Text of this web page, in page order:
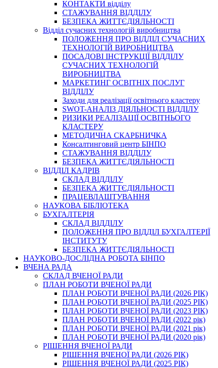
КОНТАКТИ відділу
СТАЖУВАННЯ ВІДДІЛУ
БЕЗПЕКА ЖИТТЄДІЯЛЬНОСТІ
Відділ сучасних технологій виробництва
ПОЛОЖЕННЯ ПРО ВІДДІЛ СУЧАСНИХ
ТЕХНОЛОГІЙ ВИРОБНИЦТВА
ПОСАДОВІ ІНСТРУКЦІЇ ВІДДІЛУ
СУЧАСНИХ ТЕХНОЛОГІЙ
ВИРОБНИЦТВА
МАРКЕТИНГ ОСВІТНІХ ПОСЛУГ
ВІДДІЛУ
Заходи для реалізації освітнього кластеру
SWOT-АНАЛІЗ ДІЯЛЬНОСТІ ВІДДІЛУ
РИЗИКИ РЕАЛІЗАЦІЇ ОСВІТНЬОГО
КЛАСТЕРУ
МЕТОДИЧНА СКАРБНИЧКА
Консалтинговий центр БІНПО
СТАЖУВАННЯ ВІДДІЛУ
БЕЗПЕКА ЖИТТЄДІЯЛЬНОСТІ
ВІДДІЛ КАДРІВ
СКЛАД ВІДДІЛУ
БЕЗПЕКА ЖИТТЄДІЯЛЬНОСТІ
ПРАЦЕВЛАШТУВАННЯ
НАУКОВА БІБЛІОТЕКА
БУХГАЛТЕРІЯ
СКЛАД ВІДДІЛУ
ПОЛОЖЕННЯ ПРО ВІДДІЛ БУХГАЛТЕРІЇ
ІНСТИТУТУ
БЕЗПЕКА ЖИТТЄДІЯЛЬНОСТІ
НАУКОВО-ДОСЛІДНА РОБОТА БІНПО
ВЧЕНА РАДА
СКЛАД ВЧЕНОЇ РАДИ
ПЛАН РОБОТИ ВЧЕНОЇ РАДИ
ПЛАН РОБОТИ ВЧЕНОЇ РАДИ (2026 РІК)
ПЛАН РОБОТИ ВЧЕНОЇ РАДИ (2025 РІК)
ПЛАН РОБОТИ ВЧЕНОЇ РАДИ (2023 РІК)
ПЛАН РОБОТИ ВЧЕНОЇ РАДИ (2022 рік)
ПЛАН РОБОТИ ВЧЕНОЇ РАДИ (2021 рік)
ПЛАН РОБОТИ ВЧЕНОЇ РАДИ (2020 рік)
РІШЕННЯ ВЧЕНОЇ РАДИ
РІШЕННЯ ВЧЕНОЇ РАДИ (2026 РІК)
РІШЕННЯ ВЧЕНОЇ РАДИ (2025 РІК)